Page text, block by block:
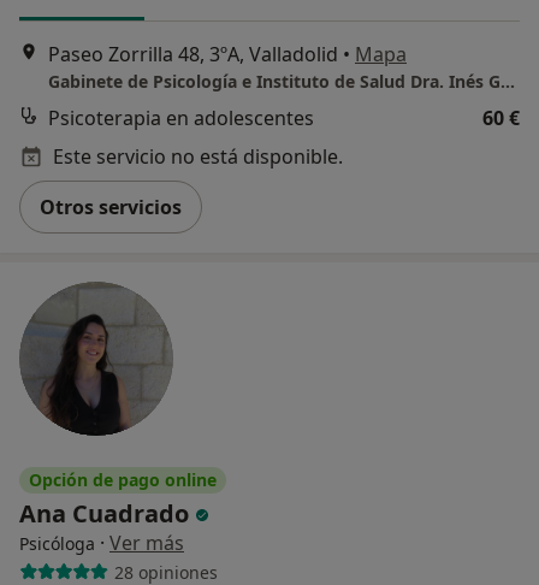
Paseo Zorrilla 48, 3ºA, Valladolid • Mapa
Gabinete de Psicología e Instituto de Salud Dra. Inés González Carballo
Psicoterapia en adolescentes
60 €
Este servicio no está disponible.
Otros servicios
Opción de pago online
Ana Cuadrado
Psicóloga · Ver más
28 opiniones